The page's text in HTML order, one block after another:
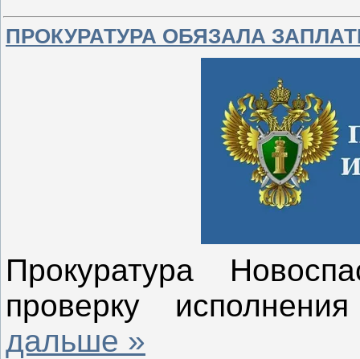
ПРОКУРАТУРА ОБЯЗАЛА
Прокуратура
проверку
дальше »